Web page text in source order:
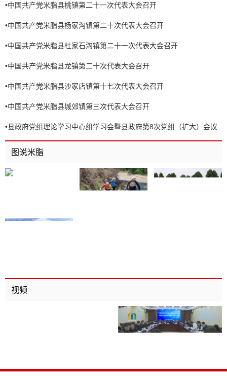
•中国共产党米脂县桃镇第二十一次代表大会召开
•中国共产党米脂县杨家沟镇第二十次代表大会召开
•中国共产党米脂县杜家石沟镇第二十一次代表大会召开
•中国共产党米脂县龙镇第二十次代表大会召开
•中国共产党米脂县沙家店镇第十七次代表大会召开
•中国共产党米脂县城郊镇第三次代表大会召开
•县政府党组理论学习中心组学习会暨县政府第8次党组（扩大）会议
召开
图说米脂
视频